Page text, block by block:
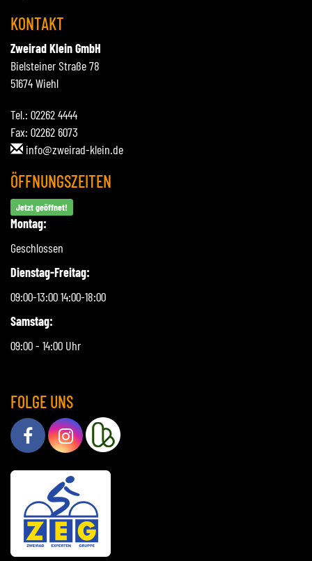
KONTAKT
Zweirad Klein GmbH
Bielsteiner Straße 78
51674 Wiehl
Tel.: 02262 4444
Fax: 02262 6073
info@zweirad-klein.de
ÖFFNUNGSZEITEN
Jetzt geöffnet!
Montag:
Geschlossen
Dienstag-Freitag:
09:00-13:00 14:00-18:00
Samstag:
09:00 - 14:00 Uhr
FOLGE UNS